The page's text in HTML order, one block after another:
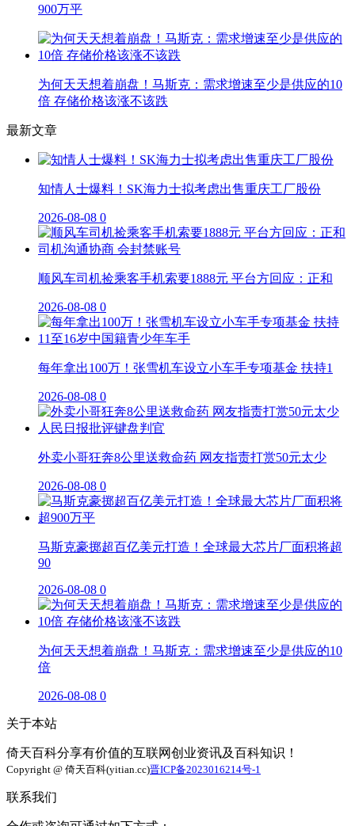
900万平
为何天天想着崩盘！马斯克：需求增速至少是供应的10
倍 存储价格该涨不该跌
最新文章
知情人士爆料！SK海力士拟考虑出售重庆工厂股份
2026-08-08 0
顺风车司机捡乘客手机索要1888元 平台方回应：正和
2026-08-08 0
每年拿出100万！张雪机车设立小车手专项基金 扶持1
2026-08-08 0
外卖小哥狂奔8公里送救命药 网友指责打赏50元太少
2026-08-08 0
马斯克豪掷超百亿美元打造！全球最大芯片厂面积将超
90
2026-08-08 0
为何天天想着崩盘！马斯克：需求增速至少是供应的10
倍
2026-08-08 0
关于本站
倚天百科分享有价值的互联网创业资讯及百科知识！
Copyright @ 倚天百科(yitian.cc)晋ICP备2023016214号-1
联系我们